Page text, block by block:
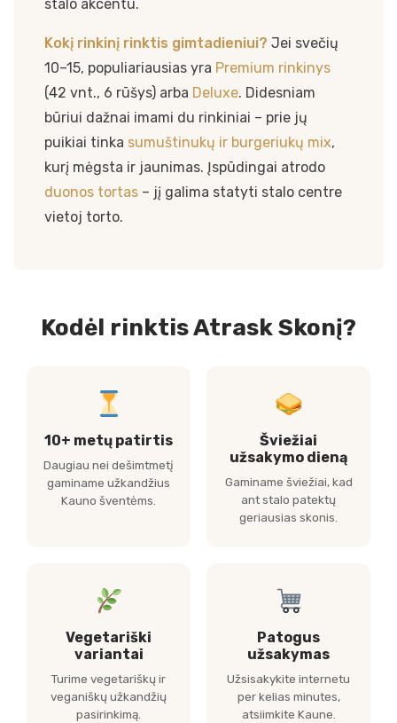
stalo akcentu.
Kokį rinkinį rinktis gimtadieniui? Jei svečių
10–15, populiariausias yra Premium rinkinys
(42 vnt., 6 rūšys) arba Deluxe. Didesniam
būriui dažnai imami du rinkiniai – prie jų
puikiai tinka sumuštinukų ir burgeriukų mix,
kurį mėgsta ir jaunimas. Įspūdingai atrodo
duonos tortas – jį galima statyti stalo centre
vietoj torto.
Kodėl rinktis Atrask Skonį?
10+ metų patirtis
Daugiau nei dešimtmetį
gaminame užkandžius
Kauno šventėms.
Šviežiai
užsakymo dieną
Gaminame šviežiai, kad
ant stalo patektų
geriausias skonis.
Vegetariški
variantai
Turime vegetariškų ir
veganiškų užkandžių
pasirinkimą.
Patogus
užsakymas
Užsisakykite internetu
per kelias minutes,
atsiimkite Kaune.